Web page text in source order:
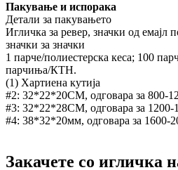
Пакување и испорака
Детали за пакувањето
Игличка за ревер, значки од емајл
значки за значки
1 парче/полиестерска кеса; 100
парчиња/КТН.
(1) Хартиена кутија
#2: 32*22*20CM, одговара за 800-
#3: 32*22*28CM, одговара за
#4: 38*32*20мм, одговара за 1600-
Закачете со игличка